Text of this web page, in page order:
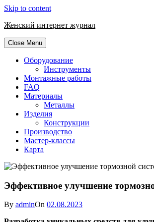
Skip to content
Женский интернет журнал
Close Menu
Оборудование
Инструменты
Монтажные работы
FAQ
Материалы
Металлы
Изделия
Конструкции
Производство
Мастер-классы
Карта
Эффективное улучшение
By adminOn 02.08.2023